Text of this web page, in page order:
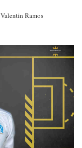
Valentin Ramos